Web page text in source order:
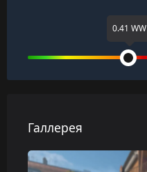
0.41 WW
Галлерея